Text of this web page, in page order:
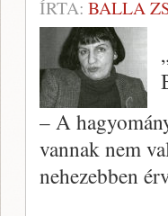
ÍRTA: BALLA
– A
van­nak nem
nehezebben